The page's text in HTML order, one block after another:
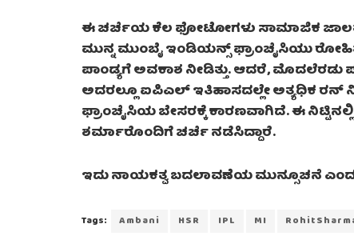
ಈ ಚರ್ಚೆಯ ಕೆಲ ಫೋಟೋಗಳು ಸಾಮಾಜಿಕ
ಮುನ್ನ ಮುಂಬೈ ಇಂಡಿಯನ್ಸ್ ಫ್ರಾಂಚೈಸಿಯು
ಪಾಂಡ್ಯಗೆ ಅವಕಾಶ ನೀಡಿತ್ತು. ಆದರೆ, ಮೊದಲೆರಡು
ಅದರಲ್ಲೂ ಐಪಿಎಲ್ ಇತಿಹಾಸದಲ್ಲೇ ಅತ್ಯಧಿಕ ರನ್
ಫ್ರಾಂಚೈಸಿಯ ಬೇಸರಕ್ಕೆ ಕಾರಣವಾಗಿದೆ. ಈ
ಶರ್ಮಾರೊಂದಿಗೆ ಚರ್ಚೆ ನಡೆಸಿದ್ದಾರೆ.
ಇದು ನಾಯಕತ್ವ ಬದಲಾವಣೆಯ ಮುನ್ಸೂಚನೆ
Tags: Ambani HSR IPL MI